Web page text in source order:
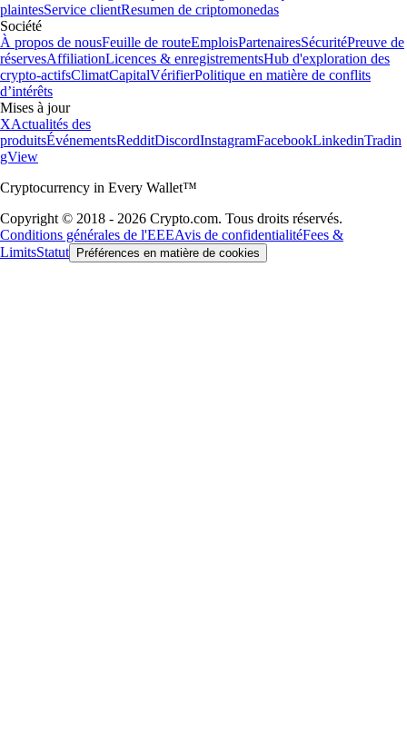
plaintesService clientResumen de criptomonedas
Société
À propos de nousFeuille de routeEmploisPartenairesSécuritéPreuve de
réservesAffiliationLicences & enregistrementsHub d'exploration des
crypto-actifsClimatCapitalVérifierPolitique en matière de conflits
d’intérêts
Mises à jour
XActualités des
produitsÉvénementsRedditDiscordInstagramFacebookLinkedinTradin
gView
Cryptocurrency in Every Wallet™
Copyright © 2018 - 2026 Crypto.com. Tous droits réservés.
Conditions générales de l'EEEAvis de confidentialitéFees &
LimitsStatut Préférences en matière de cookies